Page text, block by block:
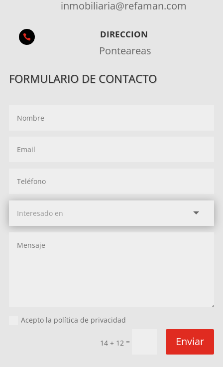
inmobiliaria@refaman.com
 DIRECCION
Ponteareas
FORMULARIO DE CONTACTO
Acepto la política de privacidad
14 + 12 = Enviar